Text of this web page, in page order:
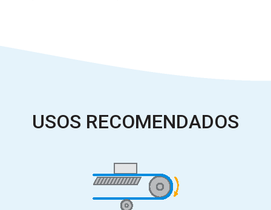
USOS RECOMENDADOS